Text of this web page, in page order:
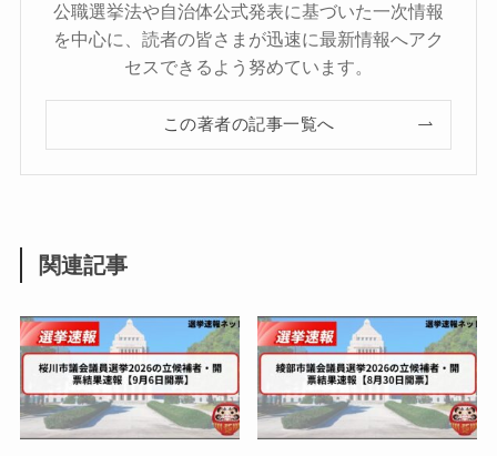
公職選挙法や自治体公式発表に基づいた一次情報
を中心に、読者の皆さまが迅速に最新情報へアク
セスできるよう努めています。
この著者の記事一覧へ
関連記事